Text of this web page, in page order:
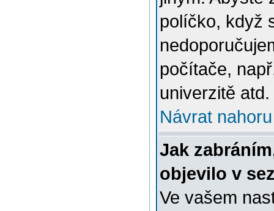
políčko, když
počítače,
univerzitě atd.
Návrat nahoru
Jak
objevilo v
Ve vašem